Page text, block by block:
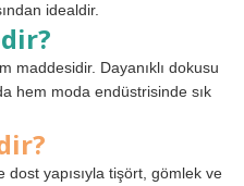
idealdir.
maddesidir. Dayanıklı dokusu
hem moda endüstrisinde sık
yapısıyla tişört, gömlek ve